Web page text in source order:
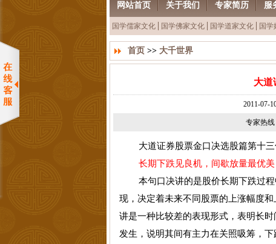
网站首页 关于我们 专家简历 服
国学儒家文化 国学佛家文化 国学道家文化 国学
首页 >> 大千世界
大道
2011-07-
专家热线
大道证券股票金口决选股篇第十三
长期下跌见良机，间歇放量最优美
本句口决讲的是股价长期下跌过程
现，决定着未来不同股票的上涨幅度
讲是一种比较差的表现形式，表明长
发生，说明其间有主力在关照吸筹，